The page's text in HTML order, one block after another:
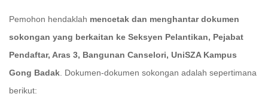
Pemohon hendaklah mencetak dan menghantar dokumen
sokongan yang berkaitan ke Seksyen Pelantikan, Pejabat
Pendaftar, Aras 3, Bangunan Canselori, UniSZA Kampus
Gong Badak . Dokumen-dokumen sokongan adalah sepertimana
berikut: